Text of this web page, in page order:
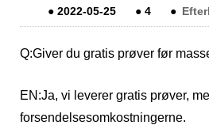
● 2022-05-25 ● 4 ●
Q:Giver du gratis prøver før
EN:Ja, vi leverer gratis prøver,
forsendelsesomkostningerne.